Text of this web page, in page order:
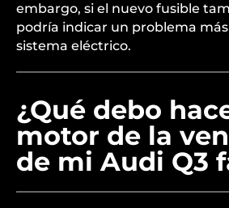
embargo, si el nuevo fusible
podría indicar un problema
sistema eléctrico.
¿Qué debo
motor de la
de mi Audi Q3